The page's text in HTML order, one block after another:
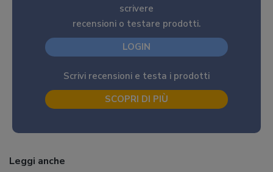
scrivere
recensioni o testare prodotti.
LOGIN
Scrivi recensioni e testa i prodotti
SCOPRI DI PIÙ
Leggi anche